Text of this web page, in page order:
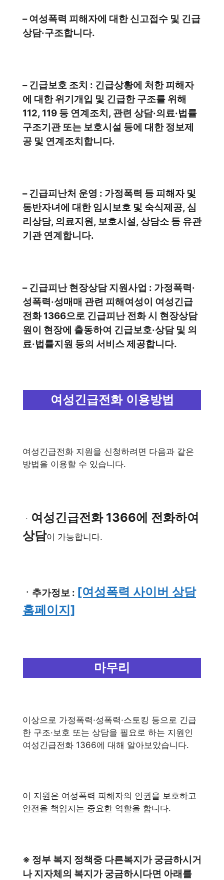
– 여성폭력 피해자에 대한 신고접수 및 긴급
상담·구조합니다.
– 긴급보호 조치 : 긴급상황에 처한 피해자
에 대한 위기개입 및 긴급한 구조를 위해
112, 119 등 연계조치, 관련 상담·의료·법률
구조기관 또는 보호시설 등에 대한 정보제
공 및 연계조치합니다.
– 긴급피난처 운영 : 가정폭력 등 피해자 및
동반자녀에 대한 임시보호 및 숙식제공, 심
리상담, 의료지원, 보호시설, 상담소 등 유관
기관 연계합니다.
– 긴급피난 현장상담 지원사업 : 가정폭력·
성폭력·성매매 관련 피해여성이 여성긴급
전화 1366으로 긴급피난 전화 시 현장상담
원이 현장에 출동하여 긴급보호·상담 및 의
료·법률지원 등의 서비스 제공합니다.
여성긴급전화 이용방법
여성긴급전화 지원을 신청하려면 다음과 같은
방법을 이용할 수 있습니다.
ㆍ 여성긴급전화 1366에 전화하여
상담이 가능합니다.
ㆍ추가정보 : [여성폭력 사이버 상담
홈페이지]
마무리
이상으로 가정폭력·성폭력·스토킹 등으로 긴급
한 구조·보호 또는 상담을 필요로 하는 지원인
여성긴급전화 1366에 대해 알아보았습니다.
이 지원은 여성폭력 피해자의 인권을 보호하고
안전을 책임지는 중요한 역할을 합니다.
※ 정부 복지 정책중 다른복지가 궁금하시거
나 지자체의 복지가 궁금하시다면 아래를